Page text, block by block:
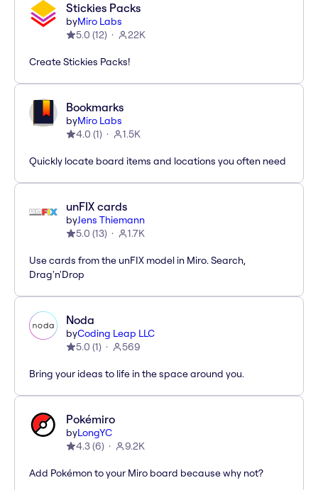
Stickies Packs
byMiro Labs
5.0 (12) 22K
Create Stickies Packs!
Bookmarks
byMiro Labs
4.0 (1) 1.5K
Quickly locate board items and locations you often need
unFIX cards
byJens Thiemann
5.0 (13) 1.7K
Use cards from the unFIX model in Miro. Search,
Drag'n'Drop
Noda
byCoding Leap LLC
5.0 (1) 569
Bring your ideas to life in the space around you.
Pokémiro
byLongYC
4.3(6) 9.2K
Add Pokémon to your Miro board because why not?